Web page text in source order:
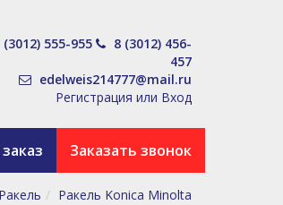
(3012) 555-955
8 (3012) 456-
457
edelweis214777@mail.ru
Регистрация или Вход
Заказать звонок
Ракель Ракель Konica Minolta